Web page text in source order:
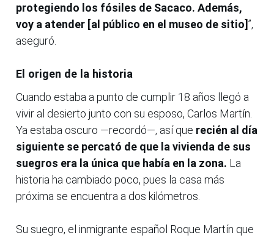
protegiendo los fósiles de Sacaco. Además,
voy a atender [al público en el museo de sitio]”,
aseguró.
El origen de la historia
Cuando estaba a punto de cumplir 18 años llegó a
vivir al desierto junto con su esposo, Carlos Martín.
Ya estaba oscuro —recordó—, así que recién al día
siguiente se percató de que la vivienda de sus
suegros era la única que había en la zona. La
historia ha cambiado poco, pues la casa más
próxima se encuentra a dos kilómetros.
Su suegro, el inmigrante español Roque Martín que